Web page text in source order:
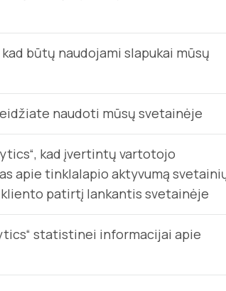
būtų naudojami slapukai mūsų
naudoti mūsų svetainėje
kad įvertintų vartotojo
apie tinklalapio aktyvumą
patirtį lankantis svetainėje
statistinei informacijai apie